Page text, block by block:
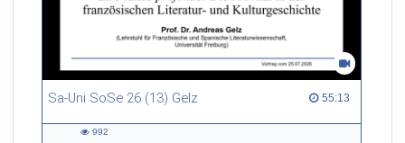
Sa-Uni SoSe 26 (13) Gelz 55:13
55:13 duration
992